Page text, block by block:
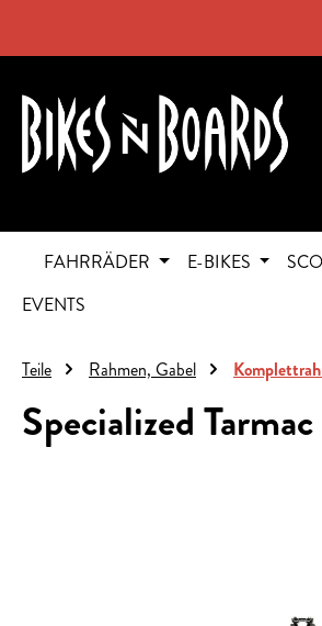
FAHRRÄDER E-BIKES
EVENTS
Teile Rahmen, Gabel
Specialized